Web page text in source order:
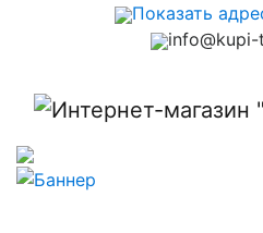
Показать
info@kupi-